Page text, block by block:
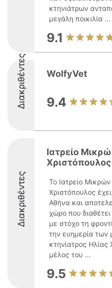
κτηνιάτρων
μεγάλη ποικιλία ...
9.1
Διακριθέντες WolfyVet
9.4
Διακριθέντες
Ιατρείο
Χριστόπουλος
Το Ιατρείο
Χριστόπουλος
Αθήνα και
χώρο που
με στόχο τη
την ευημερία
κτηνίατρος Ηλίας
μέλος του ...
9.5